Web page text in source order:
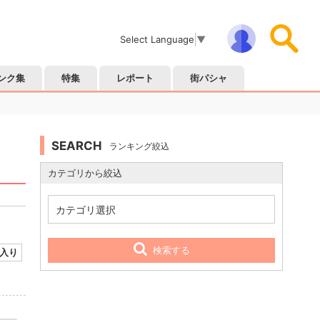
Select Language ▼
ク集 特集 レポート 街パシャ
り
SEARCH ランキング絞込
カテゴリから絞込
カテゴリ選択
検索する